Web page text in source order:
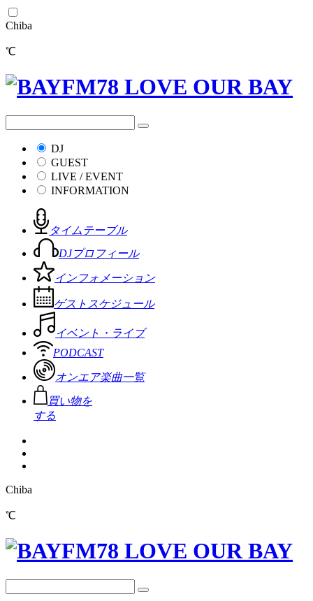
Chiba
℃
DJ
GUEST
LIVE / EVENT
INFORMATION
タイムテーブル
DJプロフィール
インフォメーション
ゲストスケジュール
イベント・ライブ
PODCAST
オンエア楽曲一覧
買い物を
する
Chiba
℃